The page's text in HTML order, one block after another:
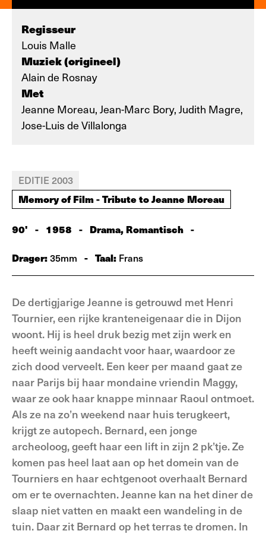
Regisseur
Louis Malle
Muziek (origineel)
Alain de Rosnay
Met
Jeanne Moreau, Jean-Marc Bory, Judith Magre,
Jose-Luis de Villalonga
EDITIE 2003
Memory of Film - Tribute to Jeanne Moreau
90' - 1958 - Drama, Romantisch -
Drager:35mm - Taal: Frans
De dertigjarige Jeanne is getrouwd met Henri
Tournier, een rijke kranteneigenaar die in Dijon
woont. Hij is heel druk bezig met zijn werk en
heeft weinig aandacht voor haar, waardoor ze
zich dood verveelt. Een keer per maand gaat ze
naar Parijs bij haar mondaine vriendin Maggy,
waar ze ook haar knappe minnaar Raoul ontmoet.
Als ze na zo’n weekend naar huis terugkeert,
krijgt ze autopech. Bernard, een jonge
archeoloog, geeft haar een lift in zijn 2 pk’tje. Ze
komen pas heel laat aan op het domein van de
Tourniers en haar echtgenoot overhaalt Bernard
om er te overnachten. Jeanne kan na het diner de
slaap niet vatten en maakt een wandeling in de
tuin. Daar zit Bernard op het terras te dromen. In